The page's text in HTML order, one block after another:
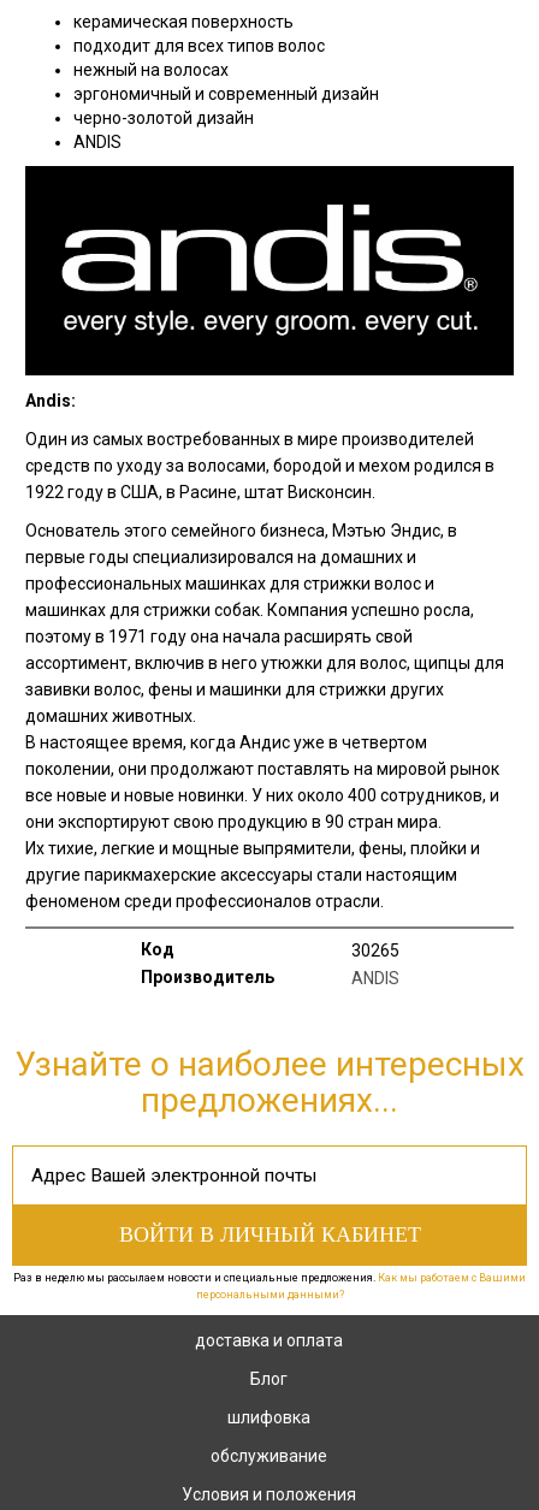
керамическая поверхность
подходит для всех типов волос
нежный на волосах
эргономичный и современный дизайн
черно-золотой дизайн
ANDIS
Andis:
Один из самых востребованных в мире производителей
средств по уходу за волосами, бородой и мехом родился в
1922 году в США, в Расине, штат Висконсин.
Основатель этого семейного бизнеса, Мэтью Эндис, в
первые годы специализировался на домашних и
профессиональных машинках для стрижки волос и
машинках для стрижки собак. Компания успешно росла,
поэтому в 1971 году она начала расширять свой
ассортимент, включив в него утюжки для волос, щипцы для
завивки волос, фены и машинки для стрижки других
домашних животных.
В настоящее время, когда Андис уже в четвертом
поколении, они продолжают поставлять на мировой рынок
все новые и новые новинки. У них около 400 сотрудников, и
они экспортируют свою продукцию в 90 стран мира.
Их тихие, легкие и мощные выпрямители, фены, плойки и
другие парикмахерские аксессуары стали настоящим
феноменом среди профессионалов отрасли.
Код
30265
Производитель
ANDIS
Узнайте о наиболее интересных
предложениях...
Раз в неделю мы рассылаем новости и специальные предложения. Как мы работаем с Вашими
персональными данными?
доставка и оплата
Блог
шлифовка
обслуживание
Условия и положения